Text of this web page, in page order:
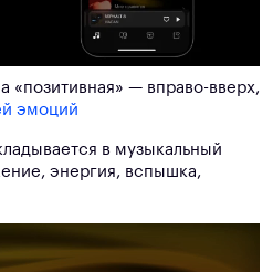
«позитивная» — вправо-вверх,
эмоций
в музыкальный
энергия, вспышка,